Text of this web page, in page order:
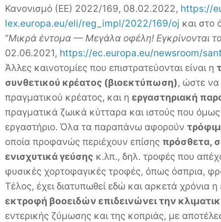
Κανονισμό (ΕΕ) 2022/169, 08.02.2022, https://
lex.europa.eu/eli/reg_impl/2022/169/oj και στο
“Μικρά έντομα — Μεγάλα οφέλη! Εγκρίνονται
02.06.2021, https://ec.europa.eu/newsroom/
Άλλες καινοτομίες που επιστρατεύονται είναι η
συνθετικού κρέατος (βιοεκτύπωση), ώστε να
πραγματικού κρέατος, και η εργαστηριακή
πραγματικά ζωικά κύτταρα και ιστούς που
εργαστήριο. Όλα τα παραπάνω αφορούν
οποία προφανώς περιέχουν επίσης πρόσθετα,
ενισχυτικά γεύσης κ.λπ., δηλ. τροφές που
φυσικές χορτοφαγικές τροφές, όπως όσπρια,
Τέλος, έχει διατυπωθεί εδώ και αρκετά χρόνια
εκτροφή βοοειδών επιδεινώνει την
εντερικής ζύμωσης και της κοπριάς, με